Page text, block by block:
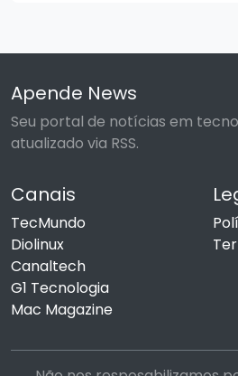
Apende News
Seu portal de notícias em
atualizado via RSS.
Canais
TecMundo
Diolinux
Canaltech
G1 Tecnologia
Mac Magazine